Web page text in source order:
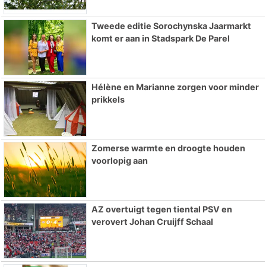
Tweede editie Sorochynska Jaarmarkt
komt er aan in Stadspark De Parel
Hélène en Marianne zorgen voor minder
prikkels
Zomerse warmte en droogte houden
voorlopig aan
AZ overtuigt tegen tiental PSV en
verovert Johan Cruijff Schaal